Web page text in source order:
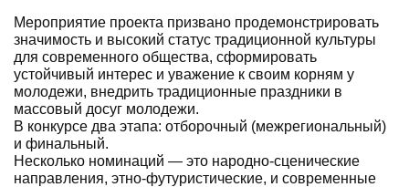
Мероприятие проекта призвано продемонстрировать
значимость и высокий статус традиционной культуры
для современного общества, сформировать
устойчивый интерес и уважение к своим корням у
молодежи, внедрить традиционные праздники в
массовый досуг молодежи.
В конкурсе два этапа: отборочный (межрегиональный)
и финальный.
Несколько номинаций — это народно-сценические
направления, этно-футуристические, и современные